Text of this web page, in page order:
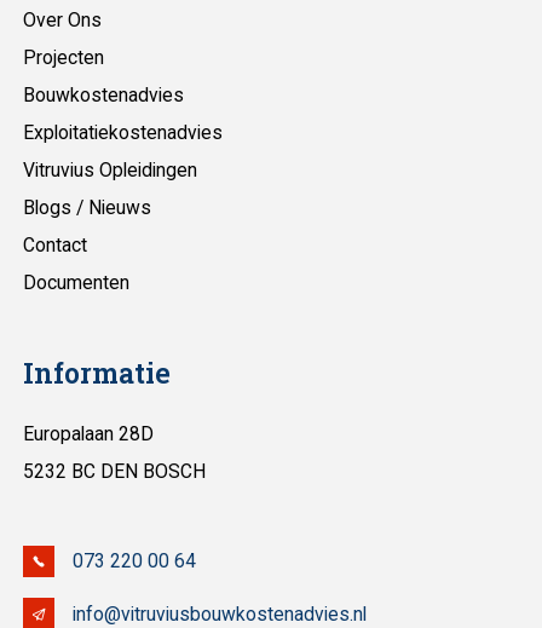
Over Ons
Projecten
Bouwkostenadvies
Exploitatiekostenadvies
Vitruvius Opleidingen
Blogs / Nieuws
Contact
Documenten
Informatie
Europalaan 28D
5232 BC DEN BOSCH
073 220 00 64
info@vitruviusbouwkostenadvies.nl